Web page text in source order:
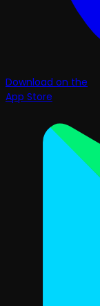
Download on the
App Store